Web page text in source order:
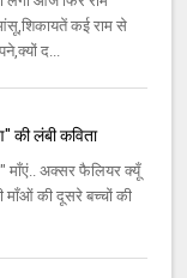
कई राम से
द...
की लंबी कविता
माँएं.. अक्सर फैलियर क्यूँ
माँओं की दूसरे बच्चों की